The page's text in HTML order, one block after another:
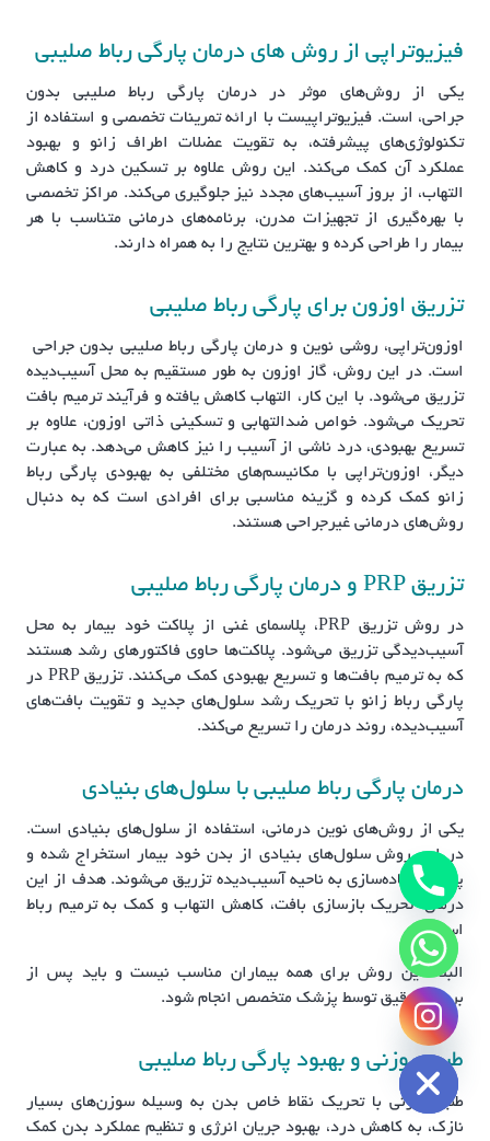
فیزیوتراپی از روش های درمان پارگی رباط صلیبی
یکی از روش‌های موثر در درمان پارگی رباط صلیبی بدون
جراحی، است. فیزیوتراپیست با ارائه تمرینات تخصصی و استفاده از
تکنولوژی‌های پیشرفته، به تقویت عضلات اطراف زانو و بهبود
عملکرد آن کمک می‌کند. این روش علاوه بر تسکین درد و کاهش
التهاب، از بروز آسیب‌های مجدد نیز جلوگیری می‌کند. مراکز تخصصی
با بهره‌گیری از تجهیزات مدرن، برنامه‌های درمانی متناسب با هر
بیمار را طراحی کرده و بهترین نتایج را به همراه دارند.
تزریق اوزون برای پارگی رباط صلیبی
اوزون‌تراپی، روشی نوین و درمان پارگی رباط صلیبی بدون جراحی
است. در این روش، گاز اوزون به طور مستقیم به محل آسیب‌دیده
تزریق می‌شود. با این کار، التهاب کاهش یافته و فرآیند ترمیم بافت
تحریک می‌شود. خواص ضدالتهابی و تسکینی ذاتی اوزون، علاوه بر
تسریع بهبودی، درد ناشی از آسیب را نیز کاهش می‌دهد. به عبارت
دیگر، اوزون‌تراپی با مکانیسم‌های مختلفی به بهبودی پارگی رباط
زانو کمک کرده و گزینه مناسبی برای افرادی است که به دنبال
روش‌های درمانی غیرجراحی هستند.
تزریق PRP و درمان پارگی رباط صلیبی
در روش تزریق PRP، پلاسمای غنی از پلاکت خود بیمار به محل
آسیب‌دیدگی تزریق می‌شود. پلاکت‌ها حاوی فاکتورهای رشد هستند
که به ترمیم بافت‌ها و تسریع بهبودی کمک می‌کنند. تزریق PRP در
پارگی رباط زانو با تحریک رشد سلول‌های جدید و تقویت بافت‌های
آسیب‌دیده، روند درمان را تسریع می‌کند.
درمان پارگی رباط صلیبی با سلول‌های بنیادی
یکی از روش‌های نوین درمانی، استفاده از سلول‌های بنیادی است.
در این روش سلول‌های بنیادی از بدن خود بیمار استخراج شده و
پس از آماده‌سازی به ناحیه آسیب‌دیده تزریق می‌شوند. هدف از این
درمان، تحریک بازسازی بافت، کاهش التهاب و کمک به ترمیم رباط
است.
البته این روش برای همه بیماران مناسب نیست و باید پس از
بررسی دقیق توسط پزشک متخصص انجام شود.
طب سوزنی و بهبود پارگی رباط صلیبی
طب سوزنی با تحریک نقاط خاص بدن به وسیله سوزن‌های بسیار
نازک، به کاهش درد، بهبود جریان انرژی و تنظیم عملکرد بدن کمک
Hide
chaty